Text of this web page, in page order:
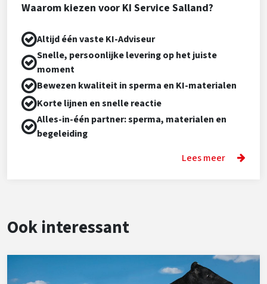
Waarom kiezen voor KI Service Salland?
Altijd één vaste KI-Adviseur
Snelle, persoonlijke levering op het juiste
moment
Bewezen kwaliteit in sperma en KI-materialen
Korte lijnen en snelle reactie
Alles-in-één partner: sperma, materialen en
begeleiding
Lees meer
Ook interessant